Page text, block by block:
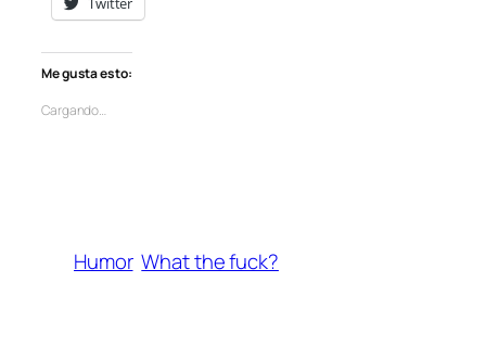
Me gusta esto:
Cargando…
Humor What the fuck?